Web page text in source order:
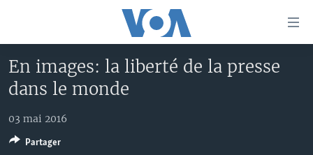
principal
Retour
navigation
À LA UNE
AFRIQUE
ÉTATS-UNIS
MONDE
TV
LE MONDE AUJOURD'HUI
VOA60 AFRIQUE
RADIO
LE MONDE AUJOURD'HUI
AUTRES LANGUES
En images: la liberté de la presse
dans le monde
03 mai 2016
Partager